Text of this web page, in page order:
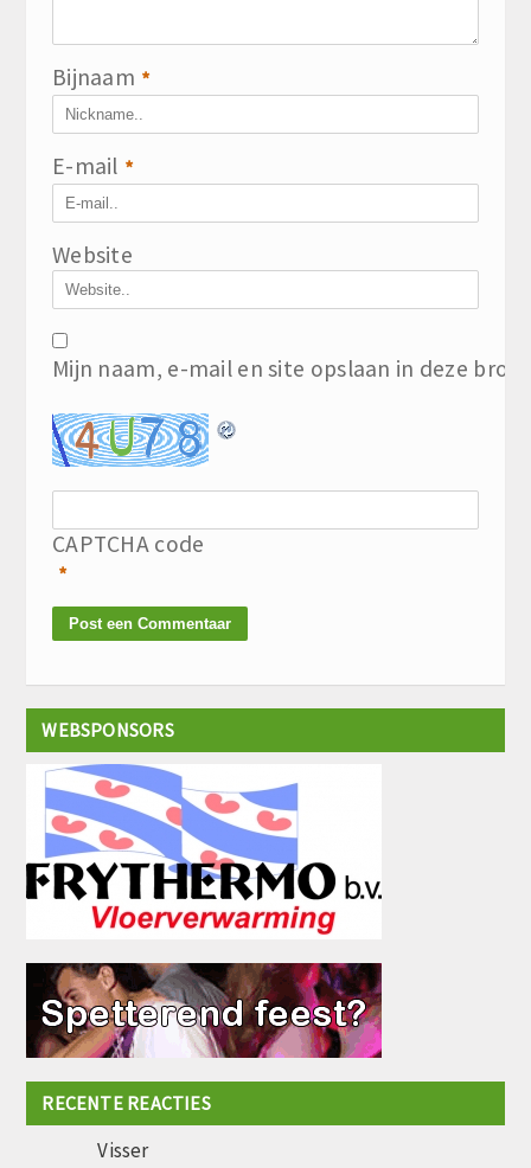
Bijnaam *
E-mail *
Website
Mijn naam, e-mail en site opslaan in deze
CAPTCHA code
*
WEBSPONSORS
RECENTE REACTIES
Visser